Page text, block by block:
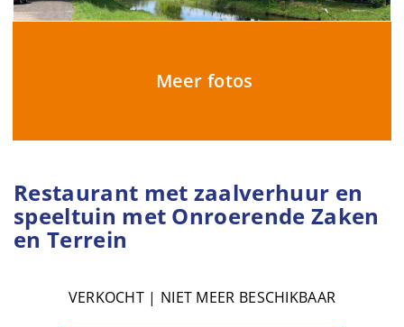
Meer fotos
Restaurant met zaalverhuur en
speeltuin met Onroerende Zaken
en Terrein
VERKOCHT | NIET MEER BESCHIKBAAR